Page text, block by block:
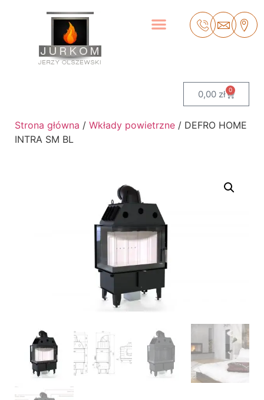
0,00 zł 0
Strona główna / Wkłady powietrzne / DEFRO HOME
INTRA SM BL